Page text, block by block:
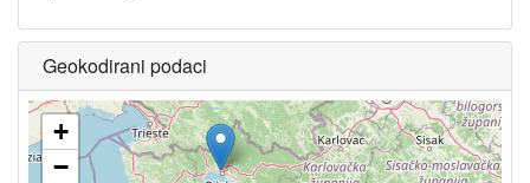
Geokodirani podaci
+
−